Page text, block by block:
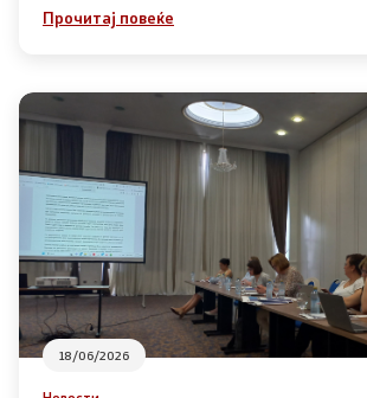
Контакт
Линкови
Изјава за пристапност
Со еден клик до сите услуги
Прочитај повеќе
18/06/2026